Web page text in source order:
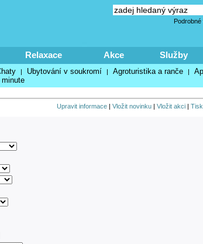
Relaxace Akce Služby
| Ubytování v soukromí | Agroturistika a ranče |
minute
Upravit informace| Vložit novinku| Vložit akci|